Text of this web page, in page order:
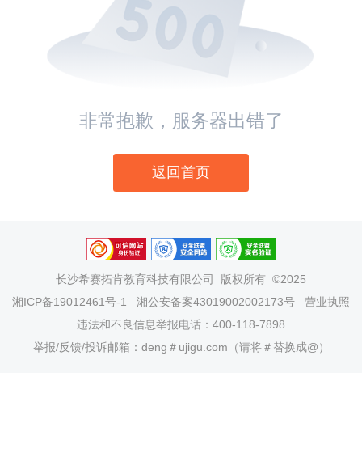
非常抱歉，服务器出错了
返回首页
长沙希赛拓肯教育科技有限公司
版权所有 ©2025
湘ICP备19012461号-1
湘公安备案43019002002173号
营业执照
违法和不良信息举报电话：400-118-7898
举报/反馈/投诉邮箱：deng＃ujigu.com（请将＃替换成@）